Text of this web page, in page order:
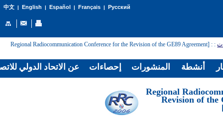
中文| English | Español | Français| Русский
:
: [Regional Radiocommunication Conference for the Revision of the GE89 Agreement
[Regional
Revision of the
عن الاتحاد الدولي إحصاءات المنشورات أنشطة